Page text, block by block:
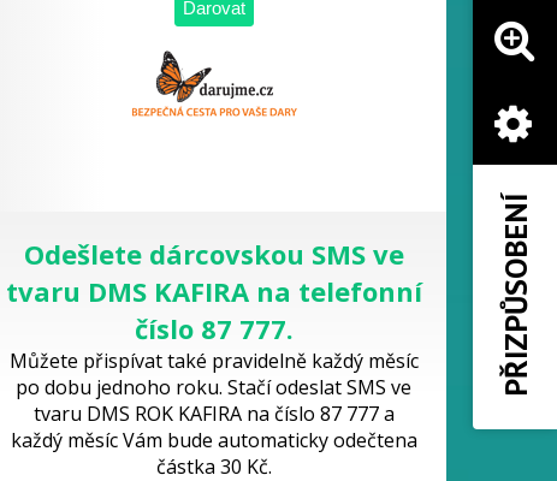
Odešlete dárcovskou SMS ve
tvaru DMS KAFIRA na telefonní
číslo 87 777.
Můžete přispívat také pravidelně každý měsíc
po dobu jednoho roku. Stačí odeslat SMS ve
tvaru DMS ROK KAFIRA na číslo 87 777 a
každý měsíc Vám bude automaticky odečtena
částka 30 Kč.
PŘIZPŮSOBENÍ